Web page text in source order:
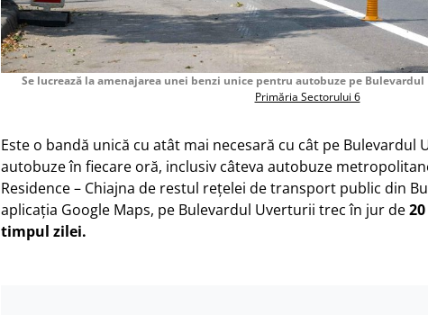
Se lucrează la amenajarea unei benzi unice pentru autobuze pe
Primăria Sectorului 6
Este o bandă unică cu atât mai necesară cu cât pe
autobuze în fiecare oră, inclusiv câteva autobuze
Residence – Chiajna de restul rețelei de transport public din
aplicația Google Maps, pe Bulevardul Uverturii trec în jur de
timpul zilei.